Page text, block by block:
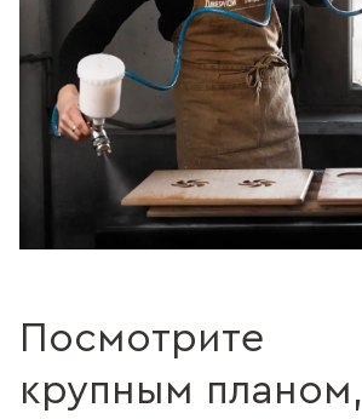
Посмотрите
крупным планом,